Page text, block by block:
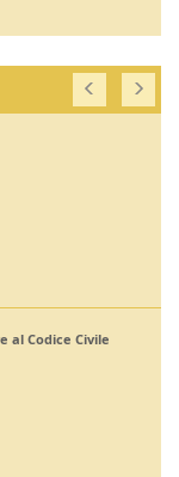
al Codice Civile